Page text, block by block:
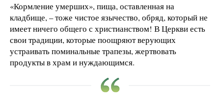
«Кормление умерших», пища, оставленная на
кладбище, – тоже чистое язычество, обряд, который не
имеет ничего общего с христианством! В Церкви есть
свои традиции, которые поощряют верующих
устраивать поминальные трапезы, жертвовать
продукты в храм и нуждающимся.